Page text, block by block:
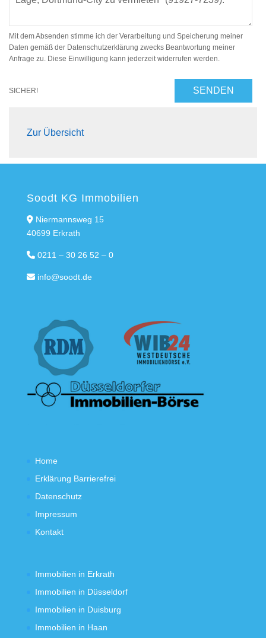
Mit dem Absenden stimme ich der Verarbeitung und Speicherung meiner
Daten gemäß der Datenschutzerklärung zwecks Beantwortung meiner
Anfrage zu. Diese Einwilligung kann jederzeit widerrufen werden.
SICHER! SENDEN
Zur Übersicht
Soodt KG Immobilien
Niermannsweg 15
40699 Erkrath
0211 – 30 26 52 – 0
info@soodt.de
Home
Erklärung Barrierefrei
Datenschutz
Impressum
Kontakt
Immobilien in Erkrath
Immobilien in Düsseldorf
Immobilien in Duisburg
Immobilien in Haan